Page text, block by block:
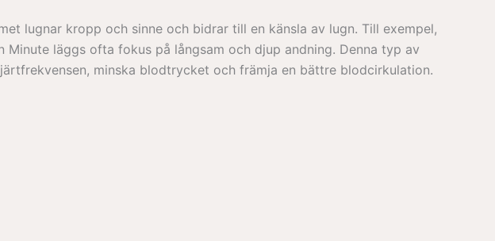
lugnar kropp och sinne och bidrar till en känsla av lugn. Till exempel,
Minute läggs ofta fokus på långsam och djup andning. Denna typ av
minska blodtrycket och främja en bättre blodcirkulation.